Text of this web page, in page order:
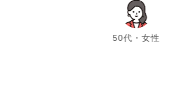
50代・女性
chevron_left chevron_right